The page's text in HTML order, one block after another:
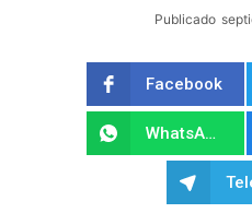
Publicado
Facebook
WhatsApp